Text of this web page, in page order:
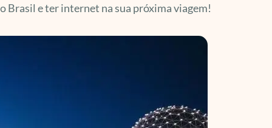
Brasil e ter internet na sua próxima viagem!